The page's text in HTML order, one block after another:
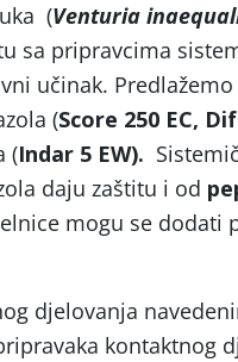
(Venturia
sa pripravcima
učinak.
(Score 250 EC,
(Indar 5 EW).
daju zaštitu i od
mogu se dodati
djelovanja
kontaktnog